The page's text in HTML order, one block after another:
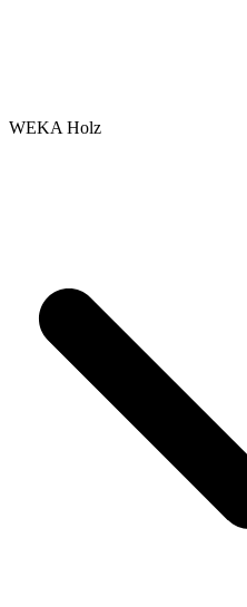
WEKA Holz